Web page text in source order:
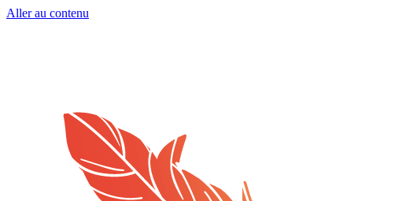
Aller au contenu